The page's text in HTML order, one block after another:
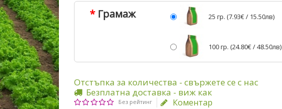
Грамаж 25 гр. (7.93€/ 15.50лв)
100 гр. (24.80€/ 48.50лв)
Отстъпка за количества - свържете се с нас
Безплатна доставка - виж как
Без рейтинг Коментар